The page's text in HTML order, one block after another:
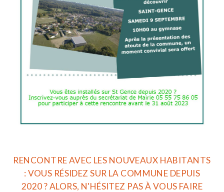
RENCONTRE AVEC LES NOUVEAUX HABITANTS
: VOUS RÉSIDEZ SUR LA COMMUNE DEPUIS
2020 ? ALORS, N'HÉSITEZ PAS À VOUS FAIRE